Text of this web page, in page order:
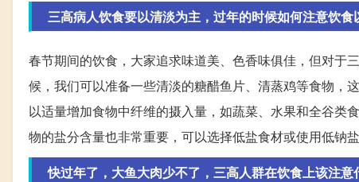
三高病人饮食要以清淡为主，过年的时候如何注意饮食
春节期间的饮食，大家追求味道美、色香味俱佳，但对于
候，我们可以准备一些清淡的糖醋鱼片、清蒸鸡等食物，
以适量增加食物中纤维的摄入量，如蔬菜、水果和全谷类
物的盐分含量也非常重要，可以选择低盐食材或使用低钠盐
快过年了，大鱼大肉少不了，三高人群在饮食上该注意